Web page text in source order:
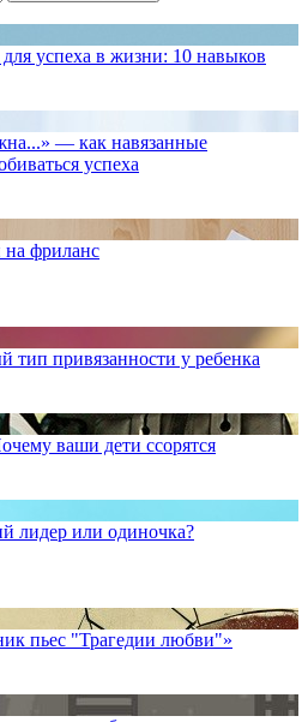
успеха в жизни: 10 навыков
— как навязанные
успеха
на фриланс
тип привязанности у ребенка
ваши дети ссорятся
лидер или одиночка?
пьес "Трагедии любви"»